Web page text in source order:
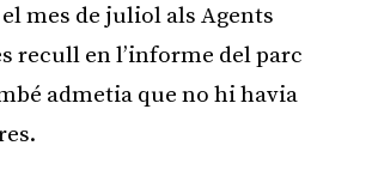
mes de juliol als Agents
recull en l’informe del parc
admetia que no hi havia